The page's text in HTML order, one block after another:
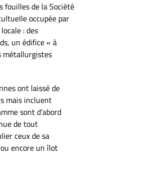
fouilles de la Société
occupée par
: des
un édifice « à
ont laissé de
mais incluent
sont d’abord
de tout
ceux de sa
encore un îlot